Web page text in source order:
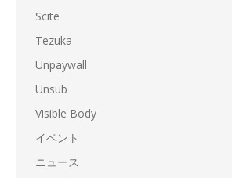
Scite
Tezuka
Unpaywall
Unsub
Visible Body
イベント
ニュース